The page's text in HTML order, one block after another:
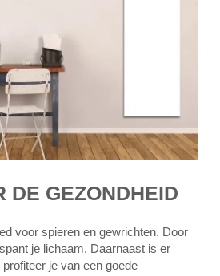
DE GEZONDHEID
voor spieren en gewrichten. Door
je lichaam. Daarnaast is er
je van een goede